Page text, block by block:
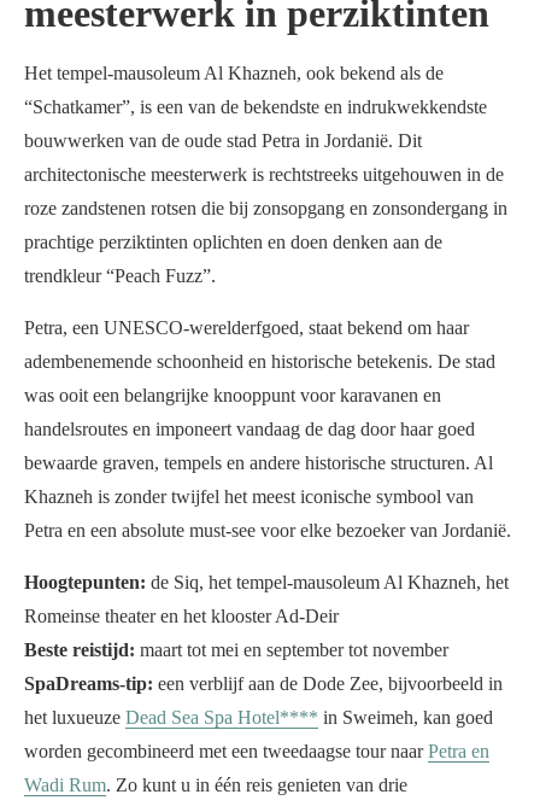
meesterwerk in perziktinten
Het tempel-mausoleum Al Khazneh, ook bekend als de
“Schatkamer”, is een van de bekendste en indrukwekkendste
bouwwerken van de oude stad Petra in Jordanië. Dit
architectonische meesterwerk is rechtstreeks uitgehouwen in de
roze zandstenen rotsen die bij zonsopgang en zonsondergang in
prachtige perziktinten oplichten en doen denken aan de
trendkleur “Peach Fuzz”.
Petra, een UNESCO-werelderfgoed, staat bekend om haar
adembenemende schoonheid en historische betekenis. De stad
was ooit een belangrijke knooppunt voor karavanen en
handelsroutes en imponeert vandaag de dag door haar goed
bewaarde graven, tempels en andere historische structuren. Al
Khazneh is zonder twijfel het meest iconische symbool van
Petra en een absolute must-see voor elke bezoeker van Jordanië.
Hoogtepunten: de Siq, het tempel-mausoleum Al Khazneh, het
Romeinse theater en het klooster Ad-Deir
Beste reistijd: maart tot mei en september tot november
SpaDreams-tip: een verblijf aan de Dode Zee, bijvoorbeeld in
het luxueuze Dead Sea Spa Hotel**** in Sweimeh, kan goed
worden gecombineerd met een tweedaagse tour naarPetra en
Wadi Rum. Zo kunt u in één reis genieten van drie